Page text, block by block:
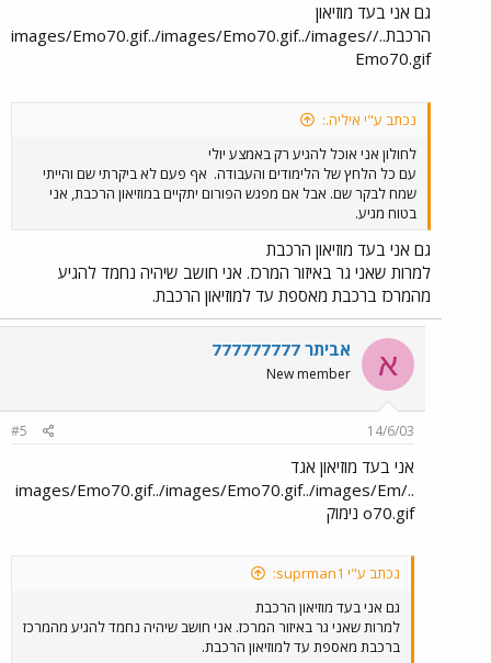
גם אני בעד מוזיאון
הרכבת../images/Emo70.gif../images/Emo70.gif../images/
Emo70.gif
נכתב ע"י איליה.:
לחולון אני אוכל להגיע רק באמצע יולי
עם כל הלחץ של הלימודים והעבודה. אף פעם לא ביקרתי שם והייתי
שמח לבקר שם. אבל אם מפגש הפורום יתקיים במוזיאון הרכבת, אני
בטוח מגיע.
גם אני בעד מוזיאון הרכבת
למרות שאני גר באיזור המרכז. אני חושב שיהיה נחמד להגיע
מהמרכז ברכבת מאספת עד למוזיאון הרכבת.
א אביתר 777777777
New member
14/6/03
#5
אני בעד מוזיאון אגד
../images/Emo70.gif../images/Emo70.gif../images/Em
o70.gif נימוק
נכתב ע"י suprman1:
גם אני בעד מוזיאון הרכבת
למרות שאני גר באיזור המרכז. אני חושב שיהיה נחמד להגיע מהמרכז
ברכבת מאספת עד למוזיאון הרכבת.